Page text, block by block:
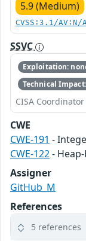
5.9 (Medium)
CVSS:3.1/
SSVC
Exploitation:
Technical
CISA Coordinator
CWE
CWE-191 -
CWE-122-
Assigner
GitHub_M
References
5 references